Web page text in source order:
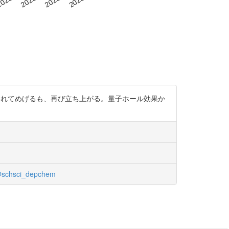
てめげるも、再び立ち上がる。量子ホール効果か